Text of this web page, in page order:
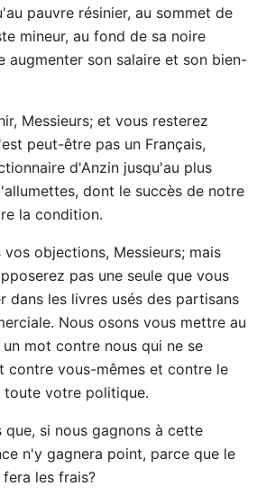
pauvre résinier, au sommet de
mineur, au fond de sa noire
augmenter son salaire et son bien-
Messieurs; et vous resterez
peut-être pas un Français,
d'Anzin jusqu'au plus
dont le succès de notre
la condition.
objections, Messieurs; mais
pas une seule que vous
dans les livres usés des partisans
Nous osons vous mettre au
mot contre nous qui ne se
contre vous-mêmes et contre le
votre politique.
si nous gagnons à cette
n'y gagnera point, parce que le
les frais?